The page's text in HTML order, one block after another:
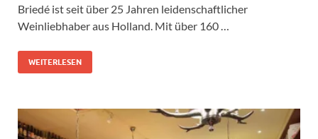
Briedé ist seit über 25 Jahren leidenschaftlicher
Weinliebhaber aus Holland. Mit über 160 …
WEITERLESEN